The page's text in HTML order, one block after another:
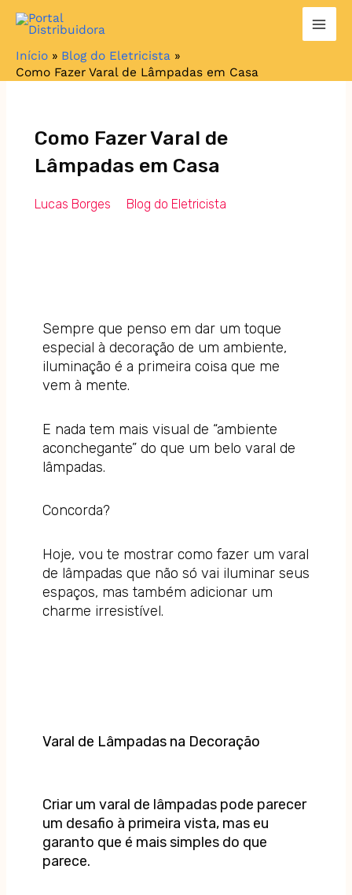
para
conteúdo
Início
Blog do Eletricista
Como Fazer Varal de Lâmpadas em Casa
Como Fazer Varal de
Lâmpadas em Casa
Lucas Borges Blog do Eletricista
Sempre que penso em dar um toque
especial à decoração de um ambiente,
iluminação é a primeira coisa que me
vem à mente.
E nada tem mais visual de “ambiente
aconchegante” do que um belo varal de
lâmpadas.
Concorda?
Hoje, vou te mostrar como fazer um varal
de lâmpadas que não só vai iluminar seus
espaços, mas também adicionar um
charme irresistível.
Varal de Lâmpadas na Decoração
Criar um varal de lâmpadas pode parecer
um desafio à primeira vista, mas eu
garanto que é mais simples do que
parece.